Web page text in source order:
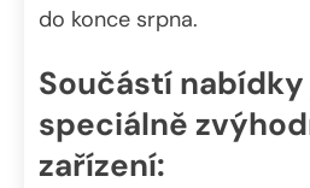
do konce srpna.
Součástí
speciálně
zařízení: